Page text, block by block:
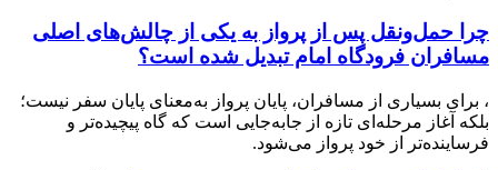
چرا حمل‌ونقل پس از پرواز به یکی از چالش‌های اصلی
مسافران فرودگاه امام تبدیل شده است؟
، برای بسیاری از مسافران، پایان پرواز به‌معنای پایان سفر نیست؛
بلکه آغاز مرحله‌ای تازه از جابه‌جایی است که گاه پیچیده‌تر و
فرساینده‌تر از خود پرواز می‌شود.